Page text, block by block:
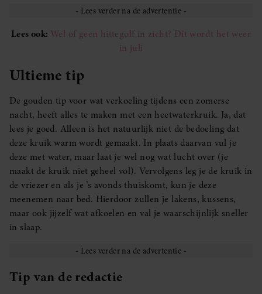
Lees ook: Wel of geen hittegolf in zicht? Dít wordt het weer
in juli
Ultieme tip
De gouden tip voor wat verkoeling tijdens een zomerse
nacht, heeft alles te maken met een heetwaterkruik. Ja, dat
lees je goed. Alleen is het natuurlijk niet de bedoeling dat
deze kruik warm wordt gemaakt. In plaats daarvan vul je
deze met water, maar laat je wel nog wat lucht over (je
maakt de kruik niet geheel vol). Vervolgens leg je de kruik in
de vriezer en als je ’s avonds thuiskomt, kun je deze
meenemen naar bed. Hierdoor zullen je lakens, kussens,
maar ook jijzelf wat afkoelen en val je waarschijnlijk sneller
in slaap.
Tip van de redactie